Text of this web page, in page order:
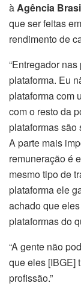
àAgência
que ser feitas
rendimento de
“Entregador
plataforma. Eu
plataforma com
com o resto da
plataformas são
A parte mais
remuneração é
mesmo tipo de
plataforma ele
achado que
plataformas do
“A gente não
que eles [IBGE]
profissão.”